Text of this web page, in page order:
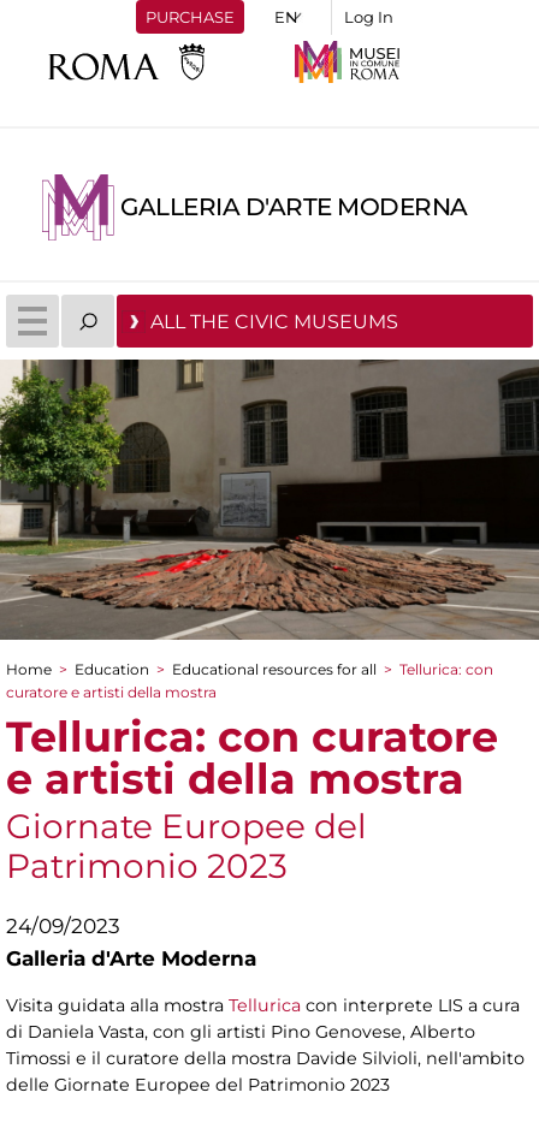
PURCHASE Log In
GALLERIA D'ARTE MODERNA
ALL THE CIVIC MUSEUMS
You are here
Home > Education > Educational resources for all > Tellurica: con
curatore e artisti della mostra
Tellurica: con curatore
e artisti della mostra
Giornate Europee del
Patrimonio 2023
24/09/2023
Galleria d'Arte Moderna
Visita guidata alla mostra Tellurica con interprete LIS a cura
di Daniela Vasta, con gli artisti Pino Genovese, Alberto
Timossi e il curatore della mostra Davide Silvioli, nell'ambito
delle Giornate Europee del Patrimonio 2023